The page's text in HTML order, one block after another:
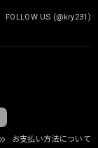
FOLLOW US (@kry231)
お支払い方法について